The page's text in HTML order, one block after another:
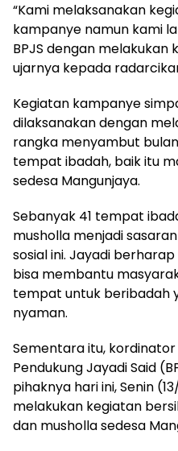
“Kami melaksanakan
kampanye namun kami
BPJS dengan melakukan
ujarnya kepada
Kegiatan kampanye
dilaksanakan dengan
rangka menyambut
tempat ibadah, baik itu
sedesa Mangunjaya.
Sebanyak 41 tempat
musholla menjadi
sosial ini. Jayadi
bisa membantu
tempat untuk beribadah
nyaman.
Sementara itu,
Pendukung Jayadi Said
pihaknya hari ini, Senin
melakukan kegiatan
dan musholla sedesa